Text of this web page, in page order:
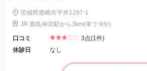
茨城県鹿嶋市平井1297-1
JR 鹿島神宮駅から3km(車で 9分)
口コミ
3点(1件)
休診日
なし